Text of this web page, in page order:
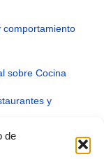
de
comportamiento
sobre Cocina
y